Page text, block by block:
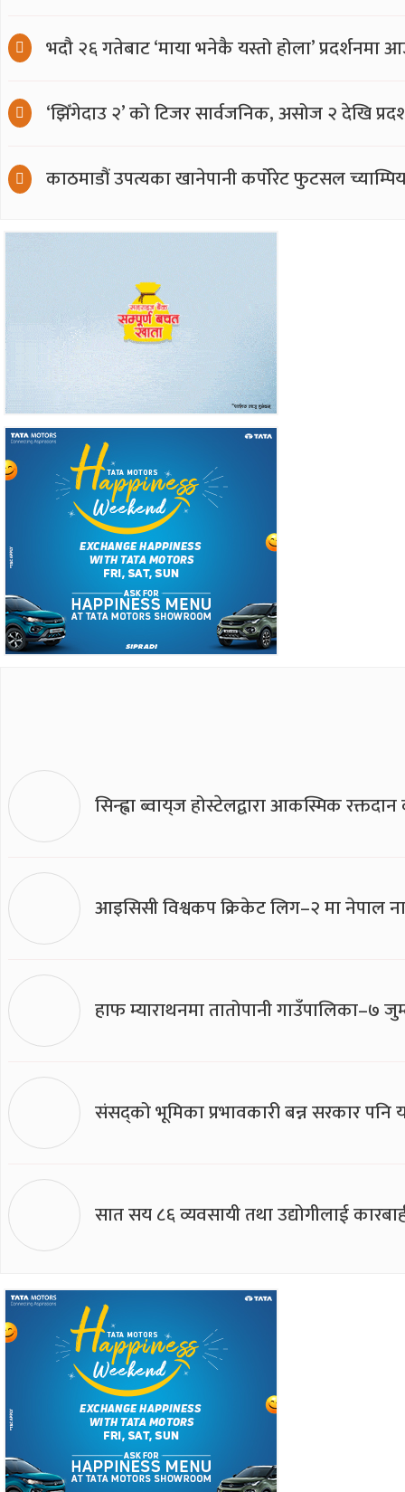
भदौ २६ गतेबाट ‘माया भनेकै यस्तो होला’ प्रदर्शनमा
‘झिँगेदाउ २’ को टिजर सार्वजनिक, असोज २ देखि
काठमाडौं उपत्यका खानेपानी कर्पोरेट फुटसल
सिन्ह्वा ब्वाय्‌ज होस्टेलद्वारा आकस्मिक
आइसिसी विश्वकप क्रिकेट लिग–२ मा नेपाल
हाफ म्याराथनमा तातोपानी गाउँपालिका–७
संसद्को भूमिका प्रभावकारी बन्न सरकार पनि
सात सय ८६ व्यवसायी तथा उद्योगीलाई